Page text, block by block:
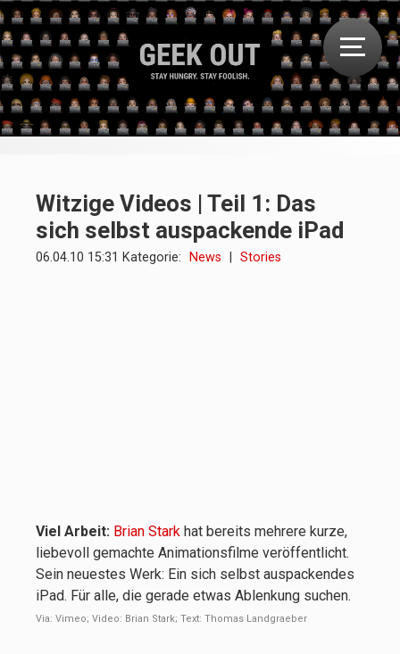
Witzige Videos | Teil 1: Das
sich selbst auspackende iPad
06.04.10 15:31 Kategorie: News Stories
Viel Arbeit: Brian Stark hat bereits mehrere kurze,
liebevoll gemachte Animationsfilme veröffentlicht.
Sein neuestes Werk: Ein sich selbst auspackendes
iPad. Für alle, die gerade etwas Ablenkung suchen.
Via: Vimeo; Video: Brian Stark; Text: Thomas Landgraeber